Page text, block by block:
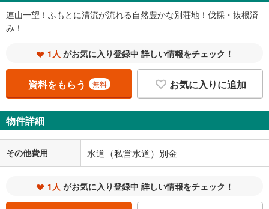
連山一望！ふもとに清流が流れる自然豊かな別荘地！伐採・抜根済
み！
1人 がお気に入り登録中 詳しい情報をチェック！
資料をもらう 無料 お気に入りに追加
物件詳細
その他費用 水道（私営水道）別金
1人 がお気に入り登録中 詳しい情報をチェック！